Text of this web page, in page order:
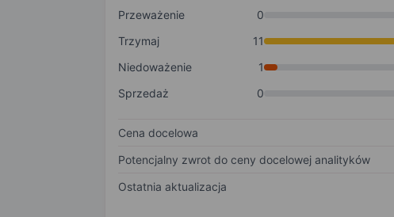
Przeważenie
0
Trzymaj
11
Niedoważenie
1
Sprzedaż
0
Cena docelowa
Potencjalny zwrot do ceny docelowej analityków
Ostatnia aktualizacja